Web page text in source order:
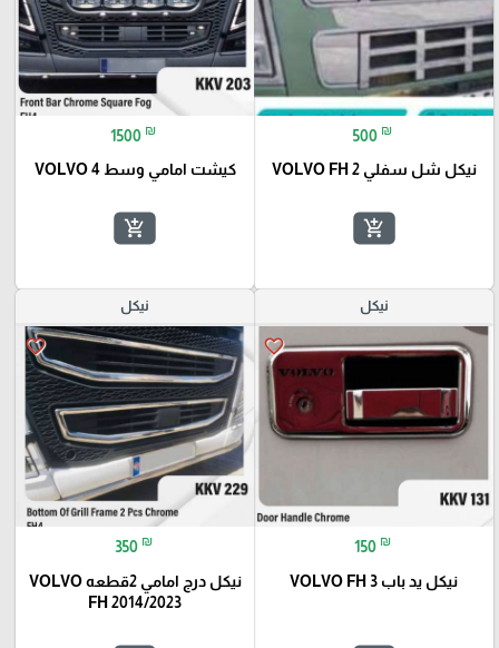
500 ₪
نيكل شل سفلي VOLVO FH 2
add_shopping_cart
1500 ₪
كيشت امامي وسط VOLVO 4
add_shopping_cart
نيكل
favorite_border
150 ₪
نيكل يد باب VOLVO FH 3
نيكل
favorite_border
350 ₪
نيكل درج امامي 2قطعه VOLVO
FH 2014/2023